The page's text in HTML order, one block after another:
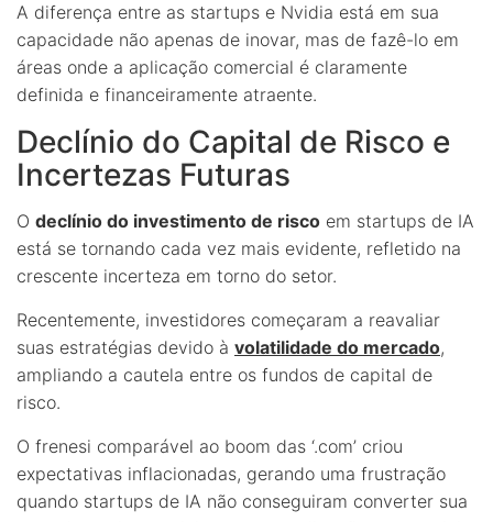
A diferença entre as startups e Nvidia está em sua
capacidade não apenas de inovar, mas de fazê-lo em
áreas onde a aplicação comercial é claramente
definida e financeiramente atraente.
Declínio do Capital de Risco e
Incertezas Futuras
O declínio do investimento de risco em startups de IA
está se tornando cada vez mais evidente, refletido na
crescente incerteza em torno do setor.
Recentemente, investidores começaram a reavaliar
suas estratégias devido à volatilidade do mercado,
ampliando a cautela entre os fundos de capital de
risco.
O frenesi comparável ao boom das ‘.com’ criou
expectativas inflacionadas, gerando uma frustração
quando startups de IA não conseguiram converter sua